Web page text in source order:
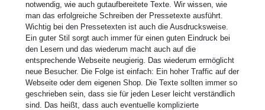
notwendig, wie auch gutaufbereitete Texte. Wir wissen, wie
man das erfolgreiche Schreiben der Pressetexte ausführt.
Wichtig bei den Pressetexten ist auch die Ausdrucksweise.
Ein guter Stil sorgt auch immer für einen guten Eindruck bei
den Lesern und das wiederum macht auch auf die
entsprechende Webseite neugierig. Das wiederum ermöglicht
neue Besucher. Die Folge ist einfach: Ein hoher Traffic auf der
Webseite oder dem eigenen Shop. Die Texte sollten immer so
geschrieben sein, dass sie für jeden Leser leicht verständlich
sind. Das heißt, dass auch eventuelle komplizierte